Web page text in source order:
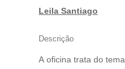
|Leila Santiago
Descrição
A oficina trata do